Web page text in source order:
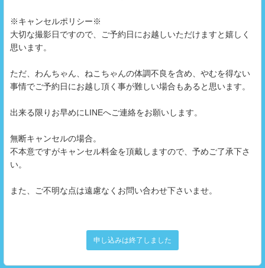
※キャンセルポリシー※
大切な撮影日ですので、ご予約日にお越しいただけますと嬉しく
思います。
ただ、わんちゃん、ねこちゃんの体調不良を含め、やむを得ない
事情でご予約日にお越し頂く事が難しい場合もあると思います。
出来る限りお早めにLINEへご連絡をお願いします。
無断キャンセルの場合。
不本意ですがキャンセル料金を頂戴しますので、予めご了承下さ
い。
また、ご不明な点は遠慮なくお問い合わせ下さいませ。
申し込みは終了しました